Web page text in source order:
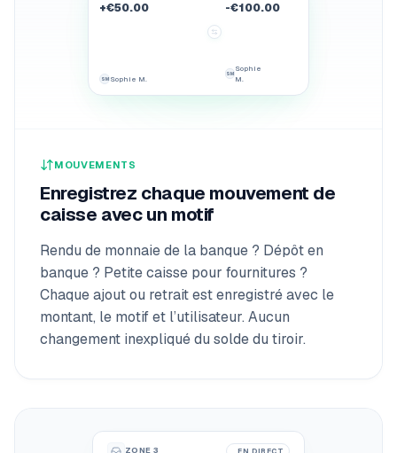
+€50.00
SM Sophie M.
-€100.00
SM
Sophie
M.
MOUVEMENTS
Enregistrez chaque mouvement de
caisse avec un motif
Rendu de monnaie de la banque ? Dépôt en
banque ? Petite caisse pour fournitures ?
Chaque ajout ou retrait est enregistré avec le
montant, le motif et l’utilisateur. Aucun
changement inexpliqué du solde du tiroir.
ZONE 3 EN DIRECT